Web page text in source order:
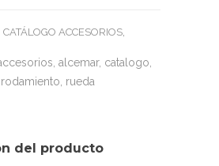
CATÁLOGO ACCESORIOS
alcemar, catalogo
rodamiento rueda
del producto